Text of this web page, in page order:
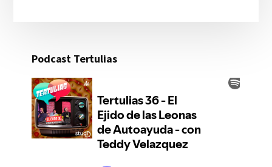
Podcast Tertulias